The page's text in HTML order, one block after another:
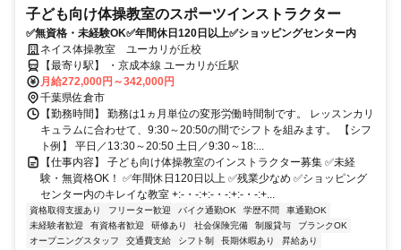
子ども向け体操教室のスポーツインストラクター
✅無資格・未経験OK✅年間休日120日以上✅ショッピングセンター内
ネイス体操教室 ユーカリが丘校
【最寄り駅】 ・京成本線 ユーカリが丘駅
月給272,000円～342,000円
千葉県佐倉市
【勤務時間】 勤務は1ヵ月単位の変形労働時間制です。 レッスンカリ
キュラムに合わせて、9:30～20:50の間でシフトを組みます。 【シフ
ト例】 平日／13:30～20:50 土日／9:30～18:...
【仕事内容】 子ども向け体操教室のインストラクター募集 ✅未経
験・無資格OK！ ✅年間休日120日以上 ✅残業少なめ ✅ショッピング
センター内のキレイな教室 +:-・-:+:-・-:+:-・-:+...
資格取得支援あり フリーター歓迎 バイク通勤OK 学歴不問
車通勤OK
未経験者歓迎
有資格者歓迎 研修あり 社会保険完備 制服貸与
ブランクOK
オープニングスタッフ
交通費支給 シフト制 長期休暇あり 昇給あり